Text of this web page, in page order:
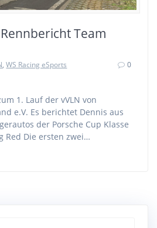
Team
,WS Racing eSports
0
1. Lauf der vVLN von
e.V. Es berichtet Dennis aus
der Porsche Cup Klasse
Red Die ersten zwei…